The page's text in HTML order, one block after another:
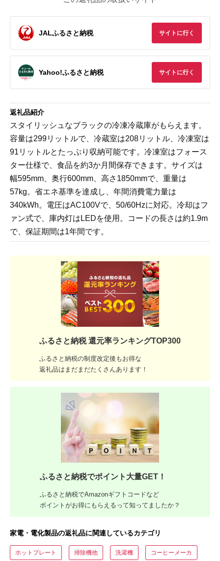
JALふるさと納税 サイトに行く
Yahoo!ふるさと納税 サイトに行く
返礼品紹介
スタイリッシュなブラックの冷凍冷蔵庫がもらえます。
容量は299リットルで、冷蔵室は208リットル、冷凍室は
91リットルとたっぷり収納可能です。冷凍室はフォース
ター仕様で、食品を約3か月間保存できます。サイズは
幅595mm、奥行600mm、高さ1850mmで、重量は
57kg。省エネ基準を達成し、年間消費電力量は
340kWh。電圧はAC100Vで、50/60Hzに対応。冷却はフ
ァン式で、庫内灯はLEDを使用。コードの長さは約1.9m
で、保証期間は1年間です。
ふるさと納税 還元率ランキングTOP300
ふるさと納税の制度改定後もお得な
返礼品はまだまだたくさんあります！
ふるさと納税でポイント大量GET！
ふるさと納税でAmazonギフトコードなど
ポイントがお得にもらえるって知ってましたか？
家電・電化製品の返礼品に関連しているカテゴリ
ホットプレート 掃除機他 洗濯機 コーヒーメーカ